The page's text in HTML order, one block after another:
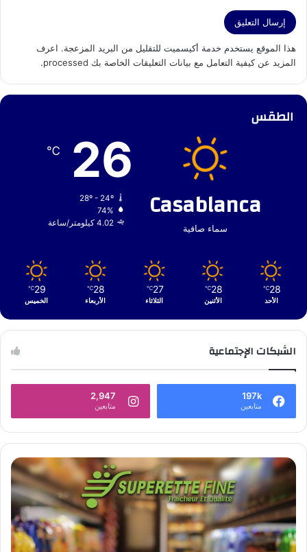
هذا الموقع يستخدم خدمة أكيسميت للتقليل من البريد المزعجة. اعرف
المزيد عن كيفية التعامل مع بيانات التعليقات الخاصة بك processed
.
الطقس
Casablanca
سماء صافية
26
℃
28º - 24º
74%
4.02 كيلومتر/ساعة
28
℃
الأحد
28
℃
الأثنين
27
℃
الثلاثاء
28
℃
الأربعاء
29
℃
الخميس
الشبكات الإجتماعية
197k
متابعين
2,947
متابعين